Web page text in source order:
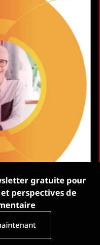
gratuite pour
perspectives de